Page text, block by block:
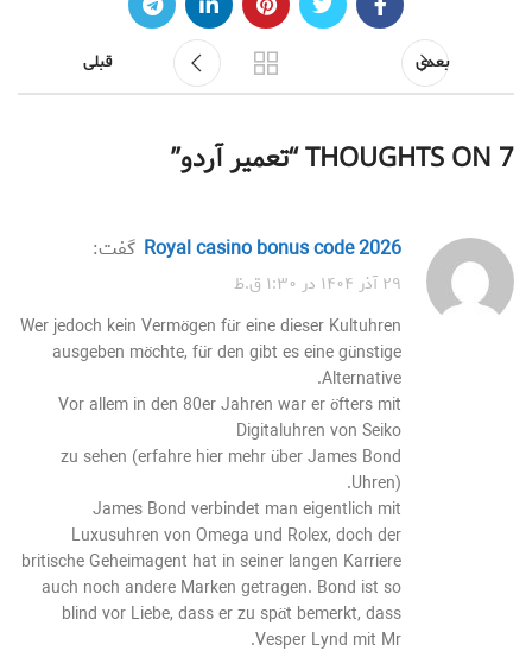
بعدی قبلی
7 THOUGHTS ON “ تعمیر آردو”
royal casino bonus code 2026 گفت:
۲۹ آذر ۱۴۰۴ در ۱:۳۰ ق.ظ
Wer jedoch kein Vermögen für eine dieser Kultuhren
ausgeben möchte, für den gibt es eine günstige
Alternative.
Vor allem in den 80er Jahren war er öfters mit
Digitaluhren von Seiko
zu sehen (erfahre hier mehr über James Bond
Uhren).
James Bond verbindet man eigentlich mit
Luxusuhren von Omega und Rolex, doch der
britische Geheimagent hat in seiner langen Karriere
auch noch andere Marken getragen. Bond ist so
blind vor Liebe, dass er zu spät bemerkt, dass
Vesper Lynd mit Mr.